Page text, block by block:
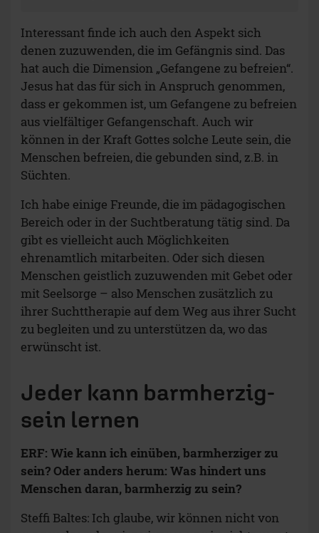
Interessant finde ich auch den Aspekt sich
denen zuzuwenden, die im Gefängnis sind. Das
hat auch die Dimension „Gefangene zu befreien“.
Jesus hat das für sich in Anspruch genommen,
dass er gekommen ist, um Gefangene zu befreien
aus vielfältiger Gefangenschaft. Auch wir
können in der Kraft Gottes solche Leute sein, die
Menschen befreien, die gebunden sind, z.B. in
Süchten.
Ich habe einige Freunde, die im pädagogischen
Bereich oder in der Suchtberatung tätig sind. Da
gibt es vielleicht auch Möglichkeiten
ehrenamtlich mitarbeiten. Oder sich diesen
Menschen geistlich zuzuwenden mit Gebet oder
mit Seelsorge – also Menschen zusätzlich zu
ihrer Suchttherapie auf dem Weg aus ihrer Sucht
zu begleiten und zu unterstützen da, wo das
erwünscht ist.
Jeder kann barmherzig-
sein lernen
ERF: Wie kann ich einüben, barmherziger zu
sein? Oder anders herum: Was hindert uns
Menschen daran, barmherzig zu sein?
Steffi Baltes: Ich glaube, wir können nicht von